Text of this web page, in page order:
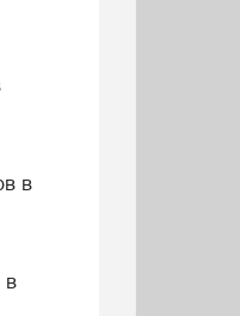
в
в